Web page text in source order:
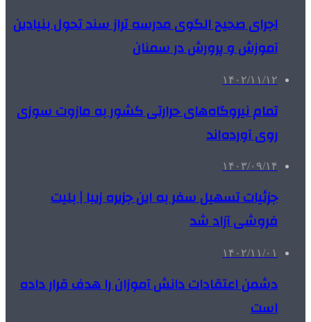
اجرای صحیح الگوی مدرسه تراز سند تحول بنیادین
آموزش و پرورش در سمنان
۱۴۰۲/۱۱/۱۲
تمام نیروگاه‌های حرارتی کشور به مازوت سوزی
روی آورده‌اند
۱۴۰۳/۰۹/۱۴
جزئیات تسهیل سفر به این جزیره زیبا | بلیت
فروشی آزاد شد
۱۴۰۲/۱۱/۰۱
دشمن اعتقادات دانش آموزان را هدف قرار داده
است